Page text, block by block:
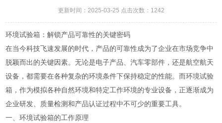
更新时间：2025-03-25 点击次数：1242
环境试验箱：解锁产品可靠性的关键密码
在当今科技飞速发展的时代，产品的可靠性成为了企业在市场竞争中
脱颖而出的关键因素。无论是电子产品、汽车零部件，还是航空航天
设备，都需要在各种复杂的环境条件下保持稳定的性能。而环境试验
箱，作为模拟各种自然环境和特定工作环境的专业设备，正逐渐成为
企业研发、质量检测和产品认证过程中不可少的重要工具。
一、环境试验箱的工作原理